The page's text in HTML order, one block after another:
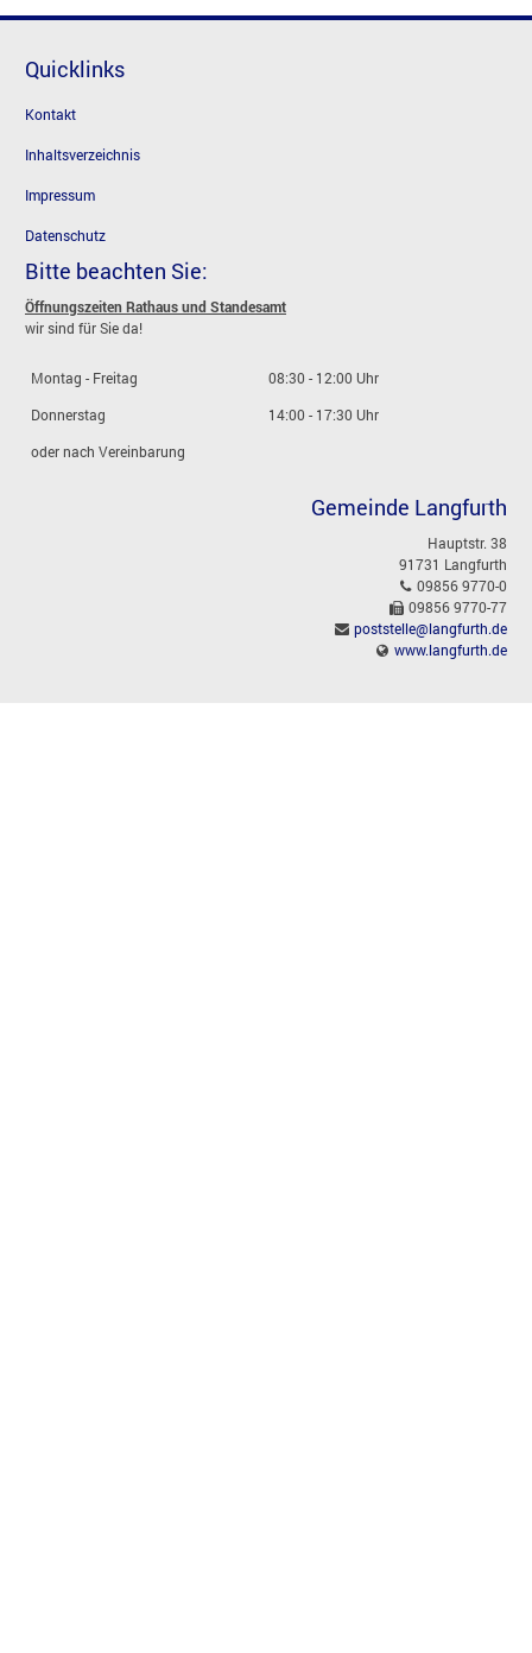
Quicklinks
Kontakt
Inhaltsverzeichnis
Impressum
Datenschutz
Bitte beachten Sie:
Öffnungszeiten Rathaus und Standesamt
wir sind für Sie da!
Montag - Freitag
08:30 - 12:00 Uhr
Donnerstag
14:00 - 17:30 Uhr
oder nach Vereinbarung
Gemeinde Langfurth
Hauptstr. 38
91731 Langfurth
09856 9770-0
09856 9770-77
poststelle@langfurth.de
www.langfurth.de